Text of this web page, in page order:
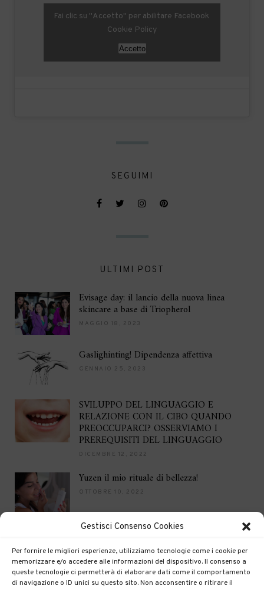
Gestisci Consenso Cookies
Per fornire le migliori esperienze, utilizziamo tecnologie come i cookie per
memorizzare e/o accedere alle informazioni del dispositivo. Il consenso a
queste tecnologie ci permetterà di elaborare dati come il comportamento
di navigazione o ID unici su questo sito. Non acconsentire o ritirare il
Fai clic su "Accetto" per abilitare Facebook
Cookie Policy
Accetto
SEGUIMI
ULTIMI POST
Evisage day: il lancio della nuova linea
skincare a base di Triopherol
MAGGIO 18, 2023
Gaslighinting! Dipendenza affettiva
GENNAIO 25, 2023
SVILUPPO DEL LINGUAGGIO E
RELAZIONE CON IL CIBO QUANDO
PREOCCUPARCI? OSSERVIAMO I
PREREQUISITI DEL LINGUAGGIO
DICEMBRE 12, 2022
Yuzen il mio rituale di bellezza!
OTTOBRE 10, 2022
DICEMBRE 16, 2021